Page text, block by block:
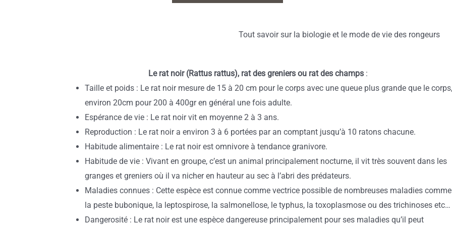
Tout savoir sur la biologie et le mode de vie des rongeurs
Le rat noir (Rattus rattus), rat des greniers ou rat des champs :
Taille et poids : Le rat noir mesure de 15 à 20 cm pour le corps avec une queue plus grande que le corps,
environ 20cm pour 200 à 400gr en général une fois adulte.
Espérance de vie : Le rat noir vit en moyenne 2 à 3 ans.
Reproduction : Le rat noir a environ 3 à 6 portées par an comptant jusqu’à 10 ratons chacune.
Habitude alimentaire : Le rat noir est omnivore à tendance granivore.
Habitude de vie : Vivant en groupe, c’est un animal principalement nocturne, il vit très souvent dans les
granges et greniers où il va nicher en hauteur au sec à l’abri des prédateurs.
Maladies connues : Cette espèce est connue comme vectrice possible de nombreuses maladies comme
la peste bubonique, la leptospirose, la salmonellose, le typhus, la toxoplasmose ou des trichinoses etc…
Dangerosité : Le rat noir est une espèce dangereuse principalement pour ses maladies qu’il peut